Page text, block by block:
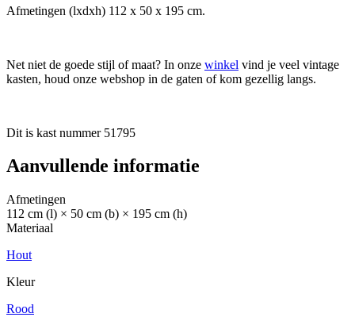
Afmetingen (lxdxh) 112 x 50 x 195 cm.
Net niet de goede stijl of maat? In onze winkel vind je veel vintage
kasten, houd onze webshop in de gaten of kom gezellig langs.
Dit is kast nummer 51795
Aanvullende informatie
Afmetingen
112 cm (l) × 50 cm (b) × 195 cm (h)
Materiaal
Hout
Kleur
Rood